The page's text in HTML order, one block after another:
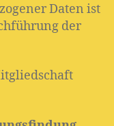
Daten ist
der